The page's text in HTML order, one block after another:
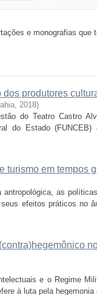
e monografias que
dos produtores
, 2018)
do Teatro Castro
do Estado
turismo em tempos
as
efeitos práticos no
e o Regime
à luta pela